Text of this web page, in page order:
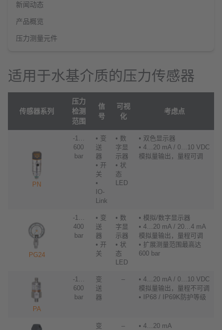
新闻动态
产品概览
压力测量元件
适用于水基介质的压力传感器
传感器系列
压力
检测
范围
信
号
可视
化
考虑点
PN
-1…
600
bar
• 变
送
器
• 开
关
•
IO-
Link
• 数
字显
示器
• 状
态
LED
• 双色显示器
• 4…20 mA / 0…10 VDC
模拟量输出，量程可调
PG24
-1…
400
bar
• 变
送
器
• 开
关
• 数
字显
示器
• 状
态
LED
• 模拟/数字显示器
• 4…20 mA / 20…4 mA
模拟量输出，量程可调
• 扩展测量范围最高达
600 bar
PA
-1…
600
bar
变
送
器
–
• 4…20 mA / 0…10 VDC
模拟量输出，量程不可调
• IP68 / IP69K防护等级
变
–
• 4…20 mA